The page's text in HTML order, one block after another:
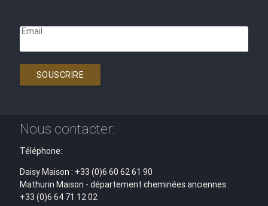
Email
SOUSCRIRE
Nous contacter:
Téléphone:
Daisy Maison : +33 (0)6 60 62 61 90
Mathurin Maison - département cheminées anciennes :
+33 (0)6 64 71 12 02